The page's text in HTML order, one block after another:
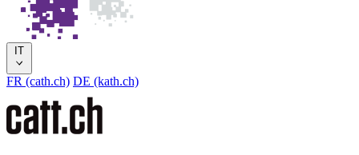
IT
FR (cath.ch) DE (kath.ch)